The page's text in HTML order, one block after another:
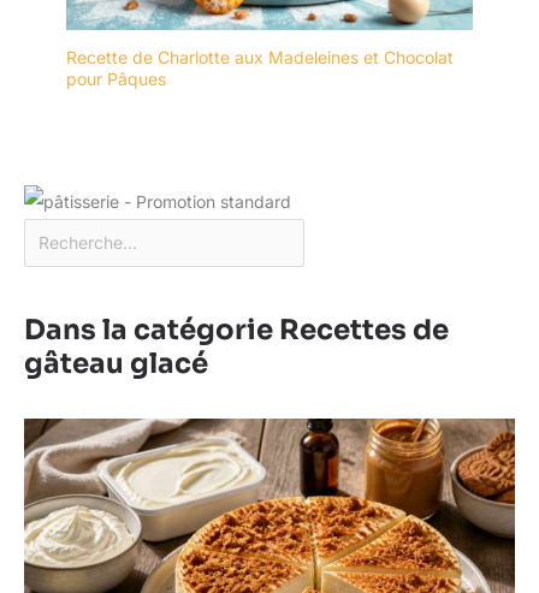
Recette de Charlotte aux Madeleines et Chocolat
pour Pâques
Dans la catégorie Recettes de
gâteau glacé